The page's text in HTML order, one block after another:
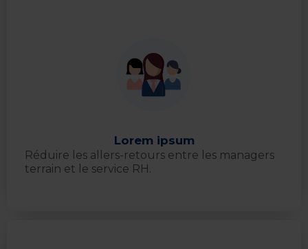
Lorem ipsum
Réduire les allers-retours entre les managers
terrain et le service RH.